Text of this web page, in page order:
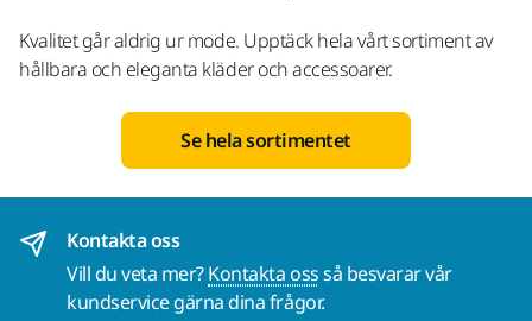
Kvalitet går aldrig ur mode. Upptäck hela vårt sortiment av
hållbara och eleganta kläder och accessoarer.
Se hela sortimentet
Kontakta oss
Vill du veta mer?Kontakta ossså besvarar vår
kundservice gärna dina frågor.